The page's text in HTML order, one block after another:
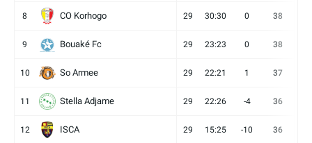
8 CO Korhogo 29 30:30 0 38
9 Bouaké Fc 29 23:23 0 38
10 So Armee 29 22:21 1 37
11 Stella Adjame 29 22:26 -4 36
12 ISCA 29 15:25 -10 36